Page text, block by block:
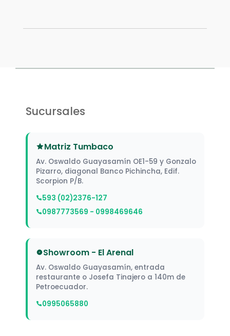
Sucursales
Matriz Tumbaco
Av. Oswaldo Guayasamín OE1-59 y Gonzalo
Pizarro, diagonal Banco Pichincha, Edif.
Scorpion P/B.
593 (02)2376-127
0987773569 - 0998469646
Showroom - El Arenal
Av. Oswaldo Guayasamín, entrada
restaurante o Josefa Tinajero a 140m de
Petroecuador.
0995065880